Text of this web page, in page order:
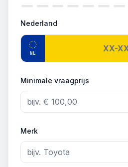
Nederland
NL
Minimale vraagprijs
Merk